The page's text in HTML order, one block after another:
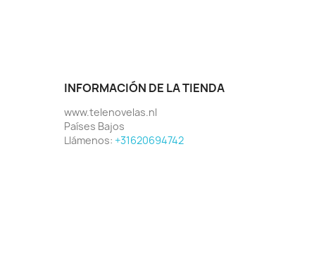
INFORMACIÓN DE LA TIENDA
www.telenovelas.nl
Países Bajos
Llámenos: +31620694742